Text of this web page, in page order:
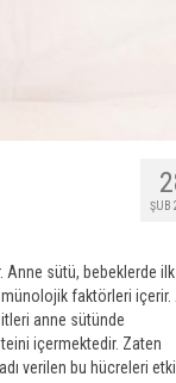
ŞUB
sütü, bebeklerde ilk
faktörleri içerir.
anne sütünde
içermektedir. Zaten
verilen bu hücreleri